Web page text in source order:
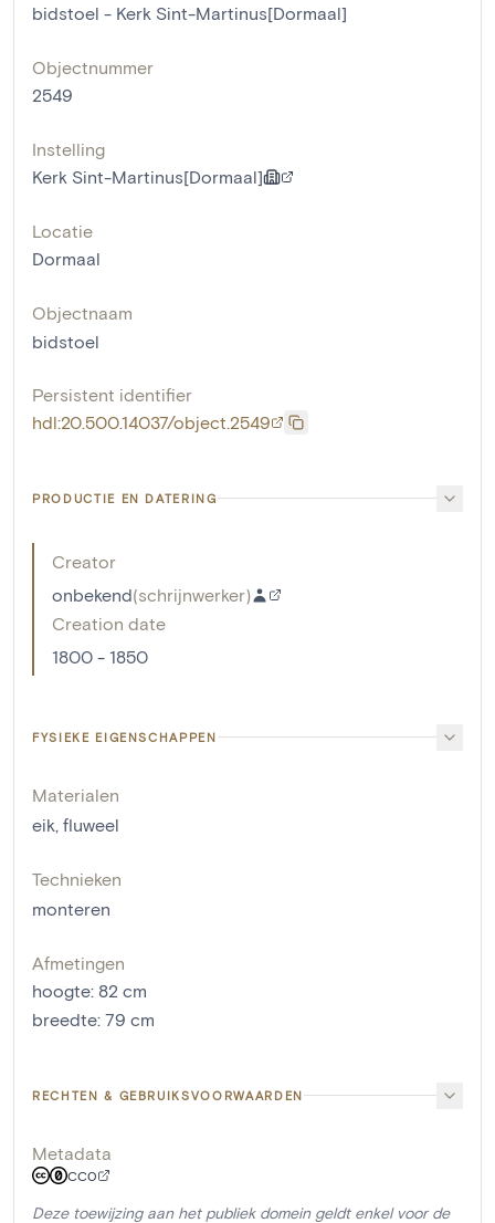
bidstoel - Kerk Sint-Martinus[Dormaal]
Objectnummer
2549
Instelling
Kerk Sint-Martinus[Dormaal]
Locatie
Dormaal
Objectnaam
bidstoel
Persistent identifier
hdl:20.500.14037/object.2549
PRODUCTIE EN DATERING
Creator
onbekend(schrijnwerker)
Creation date
1800 - 1850
FYSIEKE EIGENSCHAPPEN
Materialen
eik, fluweel
Technieken
monteren
Afmetingen
hoogte: 82 cm
breedte: 79 cm
RECHTEN & GEBRUIKSVOORWAARDEN
Metadata
CC0
Deze toewijzing aan het publiek domein geldt enkel voor de